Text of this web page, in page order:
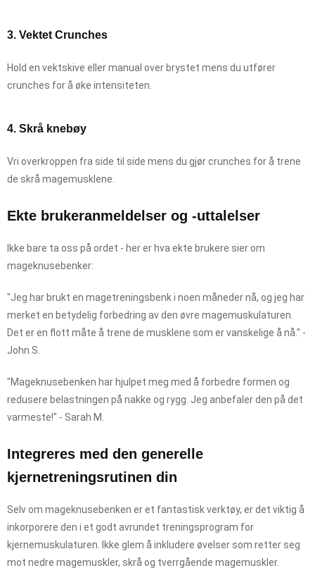
3. Vektet Crunches
Hold en vektskive eller manual over brystet mens du utfører
crunches for å øke intensiteten.
4. Skrå knebøy
Vri overkroppen fra side til side mens du gjør crunches for å trene
de skrå magemusklene.
Ekte brukeranmeldelser og -uttalelser
Ikke bare ta oss på ordet - her er hva ekte brukere sier om
mageknusebenker:
"Jeg har brukt en magetreningsbenk i noen måneder nå, og jeg har
merket en betydelig forbedring av den øvre magemuskulaturen.
Det er en flott måte å trene de musklene som er vanskelige å nå." -
John S.
"Mageknusebenken har hjulpet meg med å forbedre formen og
redusere belastningen på nakke og rygg. Jeg anbefaler den på det
varmeste!" - Sarah M.
Integreres med den generelle
kjernetreningsrutinen din
Selv om mageknusebenken er et fantastisk verktøy, er det viktig å
inkorporere den i et godt avrundet treningsprogram for
kjernemuskulaturen. Ikke glem å inkludere øvelser som retter seg
mot nedre magemuskler, skrå og tverrgående magemuskler.